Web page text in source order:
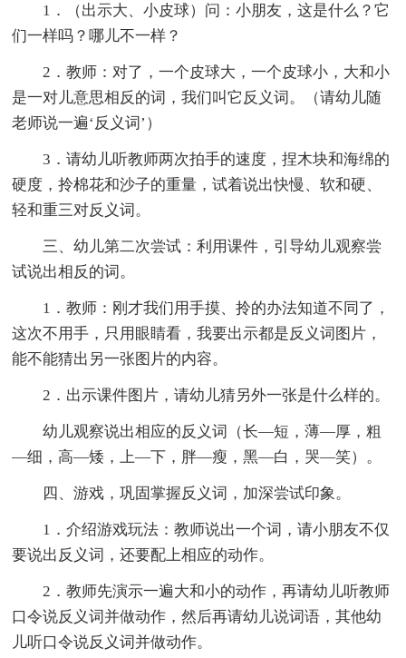
1．（出示大、小皮球）问：小朋友，这是什么？它
们一样吗？哪儿不一样？
2．教师：对了，一个皮球大，一个皮球小，大和小
是一对儿意思相反的词，我们叫它反义词。（请幼儿随
老师说一遍‘反义词’）
3．请幼儿听教师两次拍手的速度，捏木块和海绵的
硬度，拎棉花和沙子的重量，试着说出快慢、软和硬、
轻和重三对反义词。
三、幼儿第二次尝试：利用课件，引导幼儿观察尝
试说出相反的词。
1．教师：刚才我们用手摸、拎的办法知道不同了，
这次不用手，只用眼睛看，我要出示都是反义词图片，
能不能猜出另一张图片的内容。
2．出示课件图片，请幼儿猜另外一张是什么样的。
幼儿观察说出相应的反义词（长—短，薄—厚，粗
—细，高—矮，上—下，胖—瘦，黑—白，哭—笑）。
四、游戏，巩固掌握反义词，加深尝试印象。
1．介绍游戏玩法：教师说出一个词，请小朋友不仅
要说出反义词，还要配上相应的动作。
2．教师先演示一遍大和小的动作，再请幼儿听教师
口令说反义词并做动作，然后再请幼儿说词语，其他幼
儿听口令说反义词并做动作。